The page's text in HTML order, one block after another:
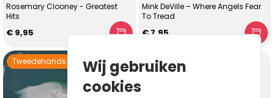
Rosemary Clooney - Greatest
Hits
€ 9,95
Mink DeVille – Where Angels Fear
To Tread
€ 7,95
Tweedehands Tweedehands
Wij gebruiken
cookies